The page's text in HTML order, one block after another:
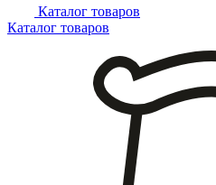
Каталог товаров
Каталог товаров